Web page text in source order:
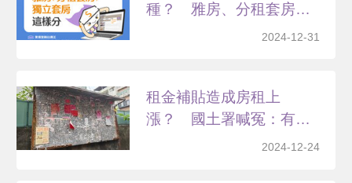
種？ 雅房、分租套房、
2024-12-31
租金補貼造成房租上
漲？ 國土署喊冤：有誤
2024-12-24